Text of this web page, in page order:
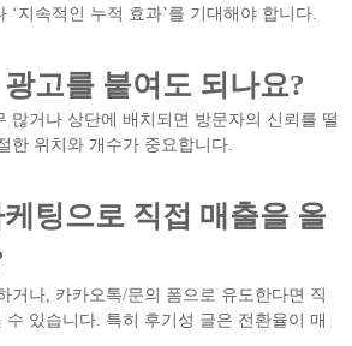
‘지속적인 누적 효과’를 기대해야 합니다.
고를 붙여도 되나요?
많거나 상단에 배치되면 방문자의 신뢰를 떨
한 위치와 개수가 중요합니다.
팅으로 직접 매출을 올
거나, 카카오톡/문의 폼으로 유도한다면 직
수 있습니다. 특히 후기성 글은 전환율이 매